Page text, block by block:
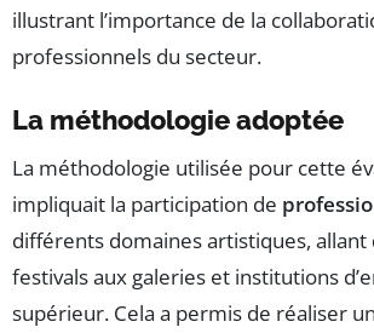
illustrant l’importance de la
professionnels du secteur.
La méthodologie adoptée
La méthodologie utilisée pour cette
impliquait la participation de
différents domaines artistiques,
festivals aux galeries et institutions
supérieur. Cela a permis de réaliser